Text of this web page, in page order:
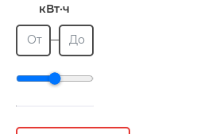
кВт·ч
От До